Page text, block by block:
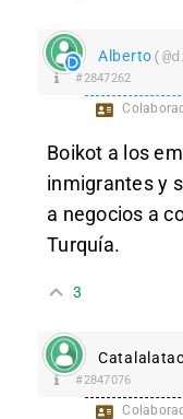
Alberto
#2847262
Boikot a los
inmigrantes y
a negocios a
Turquía.
3
Catalalatac
#2847076